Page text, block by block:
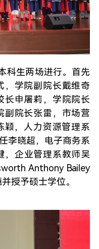
科生两场进行。首先
，学院副院长戴维奇
长申屠莉，学院院长
副院长张雷，市场营
颖，人力资源管理系
李晓超，电子商务系
，企业管理系教师吴
Anthony Bailey
授予硕士学位。